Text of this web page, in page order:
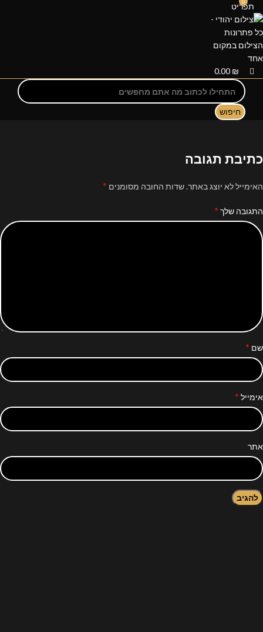
תפריט
0
0.00 ₪
חיפוש
כתיבת תגובה
האימייל לא יוצג באתר.שדות החובה מסומנים *
התגובה שלך *
שם *
אימייל *
אתר